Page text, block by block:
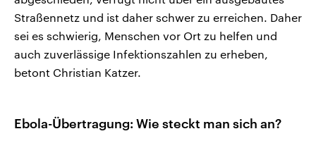
Straßennetz und ist daher schwer zu erreichen. Daher
sei es schwierig, Menschen vor Ort zu helfen und
auch zuverlässige Infektionszahlen zu erheben,
betont Christian Katzer.
Ebola-Übertragung: Wie steckt man sich an?